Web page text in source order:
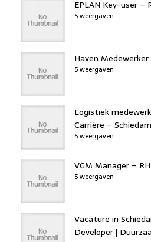
EPLAN Key-user –
5 weergaven
Haven
5 weergaven
Logistiek
Carrière – Schiedam
5 weergaven
VGM Manager –
5 weergaven
Vacature in
Developer |